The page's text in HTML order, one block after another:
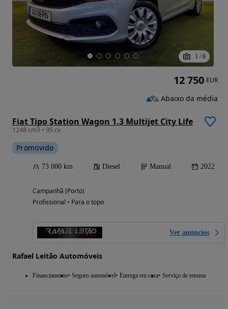
1 / 6
Fiat Tipo Station Wagon 1.3 Multijet City Life
1248 cm3 • 95 cv
Promovido
73 000 km Diesel Manual 2022
Campanhã (Porto)
Profissional • Para o topo
Ver anúncios
Rafael Leitão Automóveis
Financiamento Seguro automóvel Entrega em casa Serviço de retoma
12 750 EUR
Abaixo da média